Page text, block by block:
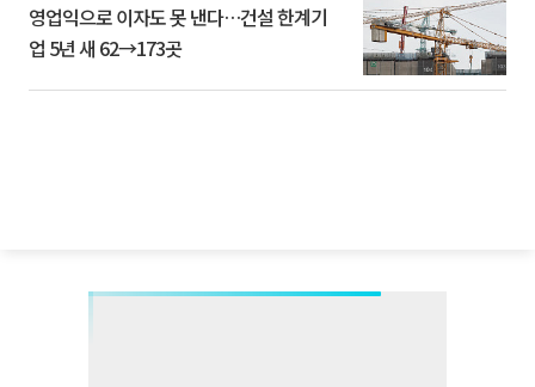
영업익으로 이자도 못 낸다…건설 한계기
업 5년 새 62→173곳